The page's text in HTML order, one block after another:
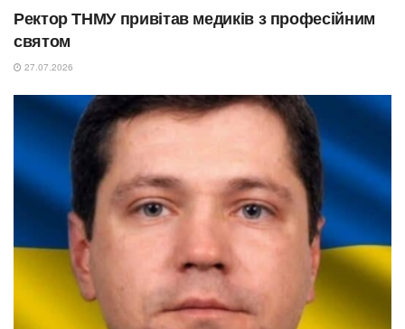
Ректор ТНМУ привітав медиків з професійним
святом
27.07.2026